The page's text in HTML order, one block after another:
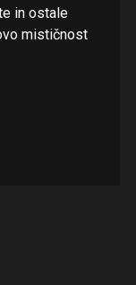
in ostale
mističnost